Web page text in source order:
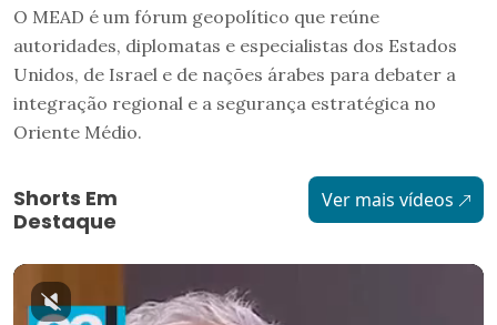
O MEAD é um fórum geopolítico que reúne
autoridades, diplomatas e especialistas dos Estados
Unidos, de Israel e de nações árabes para debater a
integração regional e a segurança estratégica no
Oriente Médio.
Shorts Em
Destaque
Ver mais vídeos